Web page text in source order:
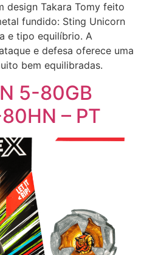
design Takara Tomy feito
fundido: Sting Unicorn
e tipo equilíbrio. A
e defesa oferece uma
bem equilibradas.
5-80GB
– PT